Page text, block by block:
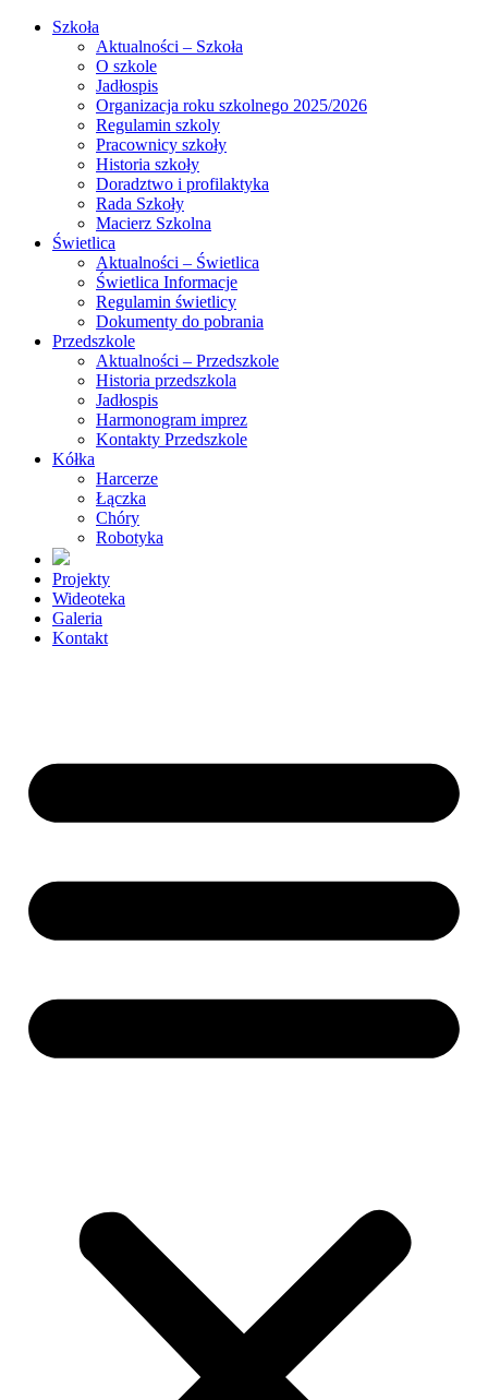
Szkoła
Aktualności – Szkoła
O szkole
Jadłospis
Organizacja roku szkolnego 2025/2026
Regulamin szkoly
Pracownicy szkoły
Historia szkoły
Doradztwo i profilaktyka
Rada Szkoły
Macierz Szkolna
Świetlica
Aktualności – Świetlica
Świetlica Informacje
Regulamin świetlicy
Dokumenty do pobrania
Przedszkole
Aktualności – Przedszkole
Historia przedszkola
Jadłospis
Harmonogram imprez
Kontakty Przedszkole
Kółka
Harcerze
Łączka
Chóry
Robotyka
Projekty
Wideoteka
Galeria
Kontakt